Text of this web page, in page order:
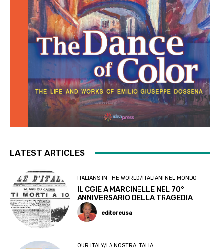
LATEST ARTICLES
ITALIANS IN THE WORLD/ITALIANI NEL MONDO
IL CGIE A MARCINELLE NEL 70°
ANNIVERSARIO DELLA TRAGEDIA
editoreusa
OUR ITALY/LA NOSTRA ITALIA